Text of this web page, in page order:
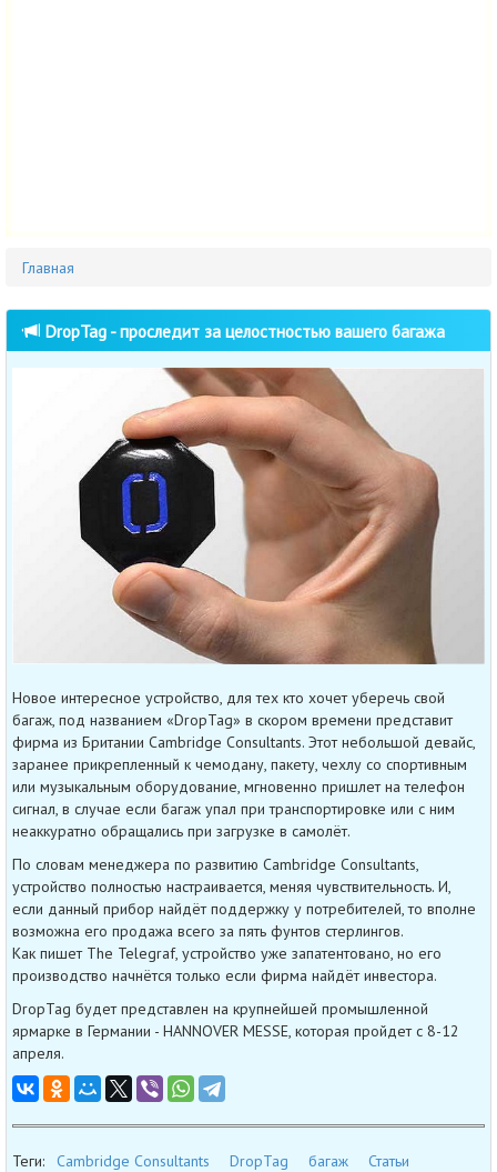
Главная
DropTag - проследит за целостностью вашего багажа
Новое интересное устройство, для тех кто хочет уберечь свой
багаж, под названием «DropTag» в скором времени представит
фирма из Британии Cambridge Consultants. Этот небольшой девайс,
заранее прикрепленный к чемодану, пакету, чехлу со спортивным
или музыкальным оборудование, мгновенно пришлет на телефон
сигнал, в случае если багаж упал при транспортировке или с ним
неаккуратно обращались при загрузке в самолёт.
По словам менеджера по развитию Cambridge Consultants,
устройство полностью настраивается, меняя чувствительность. И,
если данный прибор найдёт поддержку у потребителей, то вполне
возможна его продажа всего за пять фунтов стерлингов.
Как пишет The Telegraf, устройство уже запатентовано, но его
производство начнётся только если фирма найдёт инвестора.
DropTag будет представлен на крупнейшей промышленной
ярмарке в Германии - HANNOVER MESSE, которая пройдет с 8-12
апреля.
Теги: Cambridge Consultants DropTag багаж
Статьи